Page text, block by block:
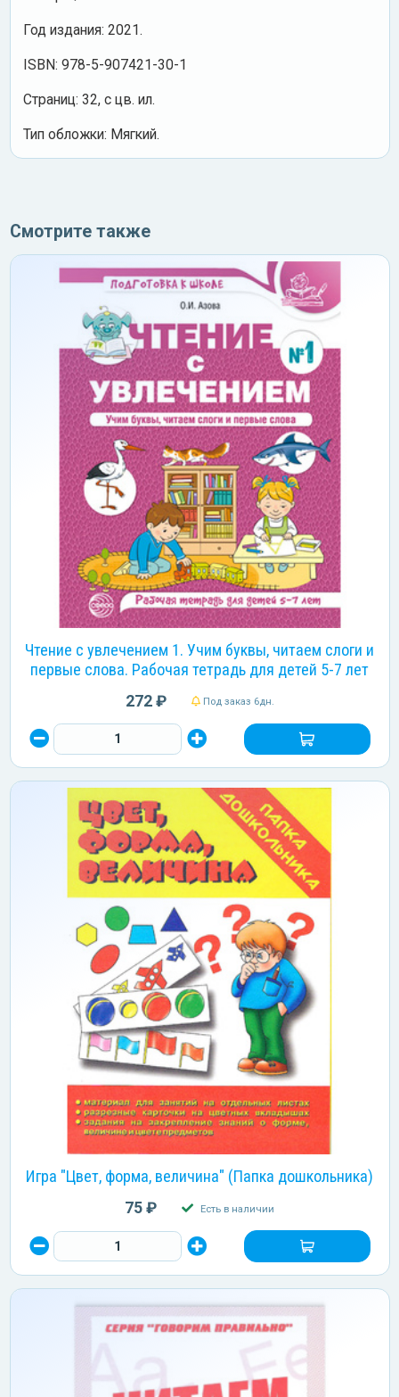
Год издания: 2021.
ISBN: 978-5-907421-30-1
Страниц: 32, с цв. ил.
Тип обложки: Мягкий.
Смотрите также
Чтение с увлечением 1. Учим буквы, читаем слоги и
первые слова. Рабочая тетрадь для детей 5-7 лет
272 ₽ Под заказ 6дн.
Игра "Цвет, форма, величина" (Папка дошкольника)
75 ₽ Есть в наличии